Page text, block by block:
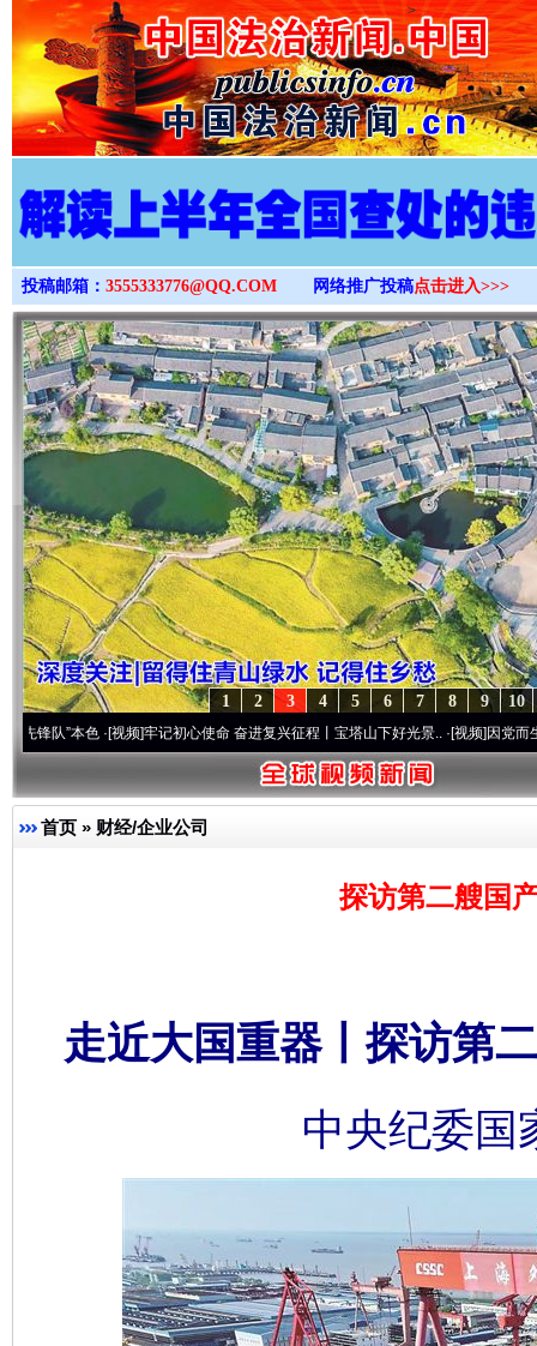
>
投稿邮箱： 3555333776@QQ.COM 网络推广投稿点击进入>>>
10
9
8
7
6
5
4
3
2
1
·[视频]牢记初心使命 奋进复兴征程丨宝塔山下好光景..·[视频]因党而生 为党而战
首页 » 财经/企业公司
探访第二艘国
走近大国重器丨探访第
中央纪委国